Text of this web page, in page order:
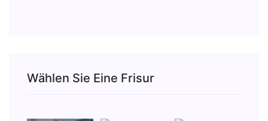
Wählen Sie Eine Frisur